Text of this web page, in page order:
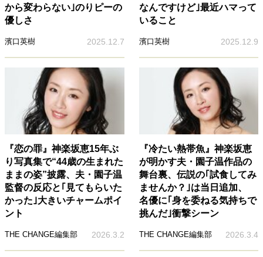
から変わらない｣のりピーの
優しさ
濱口英樹 2025.12.7
なんですけど｣最近ハマって
いること
濱口英樹 2025.12.9
『恋の罪』神楽坂恵15年ぶ
り写真集で“44歳の生まれた
ままの姿”披露、夫・園子温
監督の反応と｢見てもらいた
かった｣大きいチャームポイ
ント
THE CHANGE編集部 2026.3.2
『冷たい熱帯魚』神楽坂恵
が明かす夫・園子温作品の
舞台裏、伝説の｢試食してみ
ませんか？｣は当日追加、
名優に｢身を委ねる気持ちで
挑んだ｣衝撃シーン
THE CHANGE編集部 2026.3.4